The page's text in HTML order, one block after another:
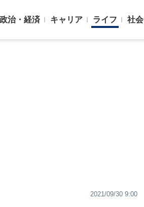
政治・経済 キャリア ライフ 社会
2021/09/30 9:00